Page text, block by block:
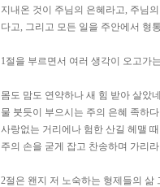
지내온 것이 주님의 은혜라고, 주님
다고, 그리고 모든 일을 주안에서 형
1절을 부르면서 여러 생각이 오고가
몸도 맘도 연약하나 새 힘 받아 살았네
물 붓듯이 부으시는 주의 은혜 족하다
사랑없는 거리에나 험한 산길 헤맬 때
주의 손을 굳게 잡고 찬송하며 가리라
2절은 왠지 저 노숙하는 형제들의 삶